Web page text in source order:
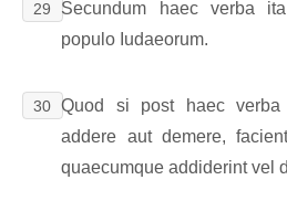
29
Secundum haec verba
populo Iudaeorum.
30 Quod si post haec
addere aut demere,
quaecumque addiderint vel